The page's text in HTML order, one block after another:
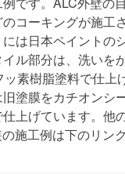
コーキングが施工
は日本ペイントの
ル部分は、洗いを
素樹脂塗料で仕上
塗膜をカチオンシ
上げています。他
施工例は下のリン